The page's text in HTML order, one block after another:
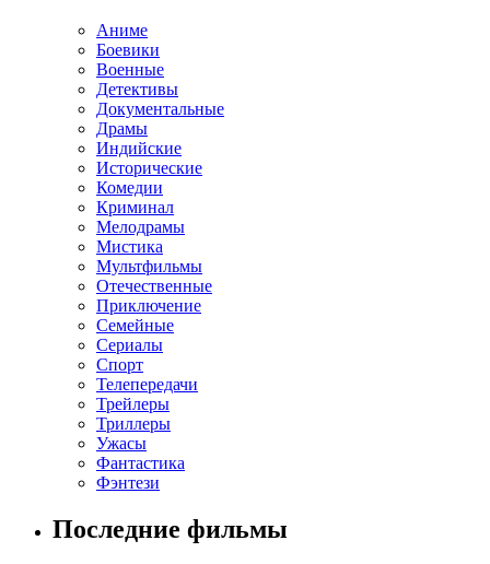
Аниме
Боевики
Военные
Детективы
Документальные
Драмы
Индийские
Исторические
Комедии
Криминал
Мелодрамы
Мистика
Мультфильмы
Отечественные
Приключение
Семейные
Сериалы
Спорт
Телепередачи
Трейлеры
Триллеры
Ужасы
Фантастика
Фэнтези
Последние фильмы